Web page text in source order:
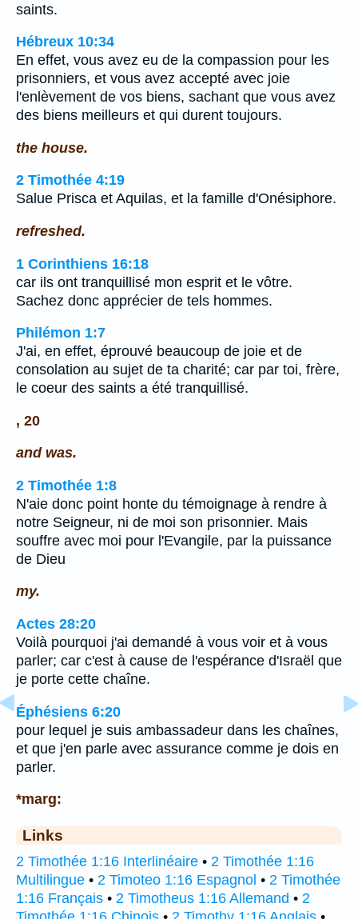
saints.
Hébreux 10:34
En effet, vous avez eu de la compassion pour les
prisonniers, et vous avez accepté avec joie
l'enlèvement de vos biens, sachant que vous avez
des biens meilleurs et qui durent toujours.
the house.
2 Timothée 4:19
Salue Prisca et Aquilas, et la famille d'Onésiphore.
refreshed.
1 Corinthiens 16:18
car ils ont tranquillisé mon esprit et le vôtre.
Sachez donc apprécier de tels hommes.
Philémon 1:7
J'ai, en effet, éprouvé beaucoup de joie et de
consolation au sujet de ta charité; car par toi, frère,
le coeur des saints a été tranquillisé.
, 20
and was.
2 Timothée 1:8
N'aie donc point honte du témoignage à rendre à
notre Seigneur, ni de moi son prisonnier. Mais
souffre avec moi pour l'Evangile, par la puissance
de Dieu
my.
Actes 28:20
Voilà pourquoi j'ai demandé à vous voir et à vous
parler; car c'est à cause de l'espérance d'Israël que
je porte cette chaîne.
Éphésiens 6:20
pour lequel je suis ambassadeur dans les chaînes,
et que j'en parle avec assurance comme je dois en
parler.
*marg:
Links
2 Timothée 1:16 Interlinéaire • 2 Timothée 1:16
Multilingue • 2 Timoteo 1:16 Espagnol • 2 Timothée
1:16 Français • 2 Timotheus 1:16 Allemand • 2